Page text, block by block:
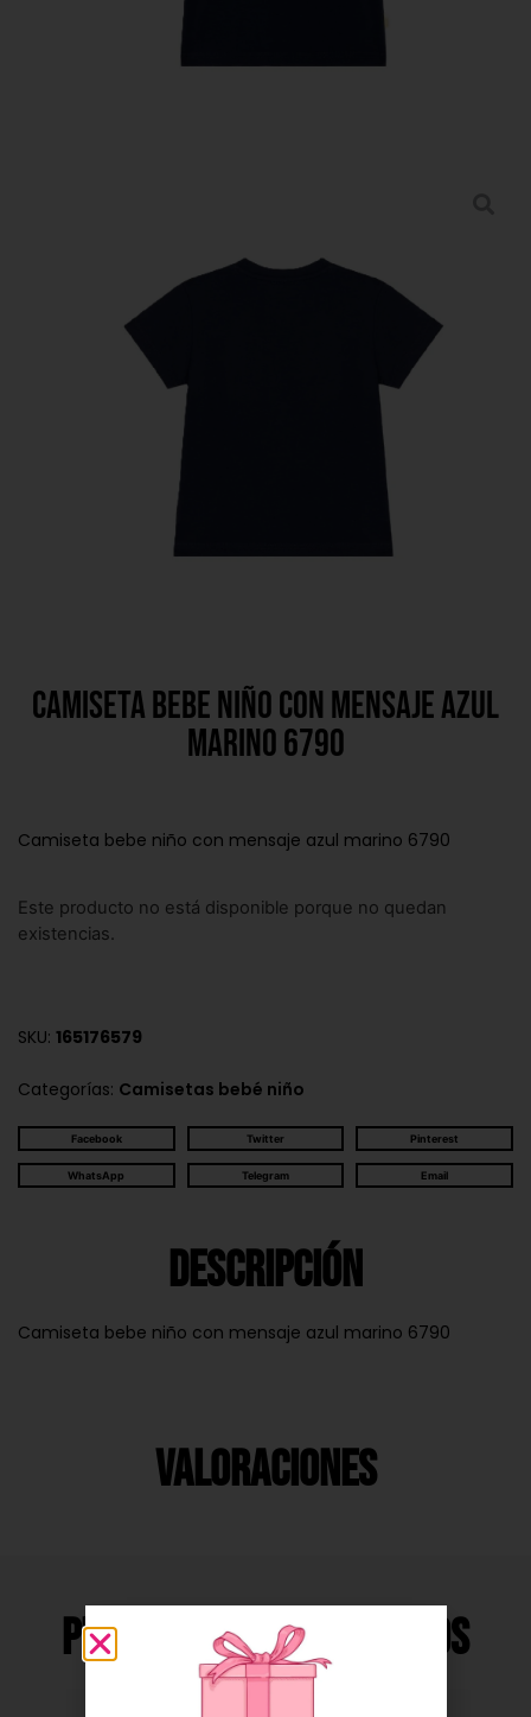
Camiseta bebe niño con mensaje azul
marino 6790
Camiseta bebe niño con mensaje azul marino 6790
Este producto no está disponible porque no quedan
existencias.
SKU: 165176579
Categorías: Camisetas bebé niño
Facebook Twitter Pinterest
WhatsApp Telegram Email
Descripción
Camiseta bebe niño con mensaje azul marino 6790
Valoraciones
Productos Relacionados